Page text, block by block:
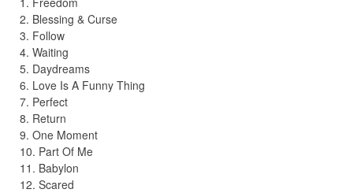
2. Blessing & Curse
3. Follow
4. Waiting
5. Daydreams
6. Love Is A Funny Thing
7. Perfect
8. Return
9. One Moment
10. Part Of Me
11. Babylon
12. Scared